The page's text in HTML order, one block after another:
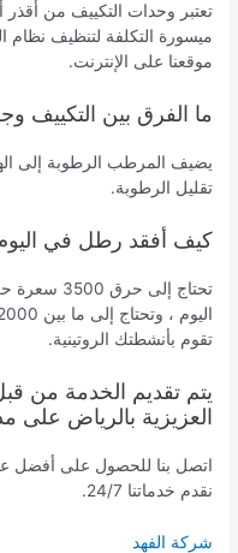
تعتبر وحدات التكييف من
ميسورة التكلفة لتنظيف
موقعنا على الإنترنت.
ما الفرق بين التكييف
يضيف المرطب الرطوبة إلى
تقليل الرطوبة.
كيف أفقد رطل في
تحتاج إلى
تقوم بأنشطتك الروتينية.
يتم تقديم الخدمة من
العزيزية بالرياض على مدار 24 ساعة دون
اتصل بنا للحصول على أفضل
نقدم خدماتنا 24/7.
شركة الفهد